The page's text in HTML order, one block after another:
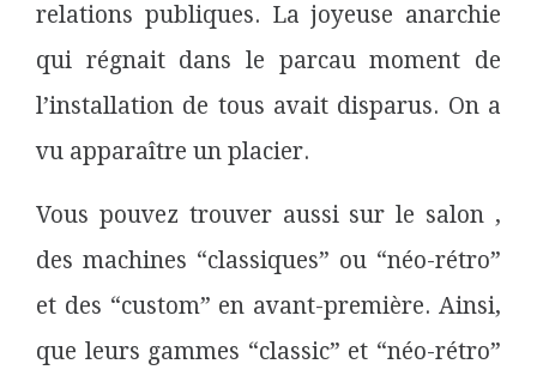
relations publiques. La joyeuse anarchie
qui régnait dans le parcau moment de
l’installation de tous avait disparus. On a
vu apparaître un placier.
Vous pouvez trouver aussi sur le salon ,
des machines “classiques” ou “néo-rétro”
et des “custom” en avant-première. Ainsi,
que leurs gammes “classic” et “néo-rétro”